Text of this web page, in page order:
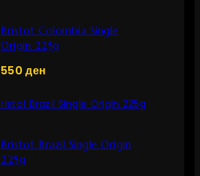
Bristot Colombia Single
Origin 225g
550ден
Bristot Brazil Single Origin
225g